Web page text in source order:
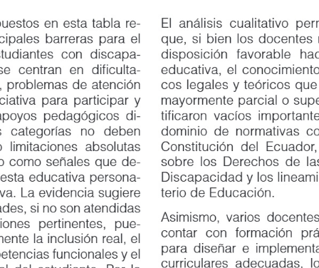
Descripción interpretativa
Conocen leyes generales, pero no saben cómo
aplicarlas en el aula.
“Sé que
hacer
Dificultades para diseñar adaptaciones por falta
de formación especializada.
“No
Dudas sobre la diferencia entre adaptaciones
curriculares y otras estrategias de apoyo.
“No sé
una
Componentes propuestos
Estrategias multisensoriales, apoyos visuales,
agrupamientos flexibles.
“Muy
el aula
Rúbricas adaptadas, evaluación por procesos,
retroalimentación continua.
“Pertinente
funcionales,
Adecuación de espacios,
planificación
colaborativa, participación de familias.
“Fortalece
el
docentes y
en esta tabla re
-
barreras para el
con discapa
-
centran en dificulta -
de atención
para participar y
pedagógicos di
-
categorías
no
deben
absolutas
señales que de
-
educativa persona
-
La evidencia sugiere
si no son atendidas
pertinentes, pue -
la inclusión real, el
funcionales y el
El análisis cualitativo
que, si bien los docentes
disposición
favorable
educativa, el conocimiento
cos legales y teóricos que la
mayormente parcial o
tificaron vacíos importantes
dominio de normativas como
Constitución del Ecuador, la
sobre los Derechos de las
Discapacidad y los
terio de Educación.
Asimismo, varios docentes
contar
con formación
para diseñar e implementar
curriculares adecuadas, lo